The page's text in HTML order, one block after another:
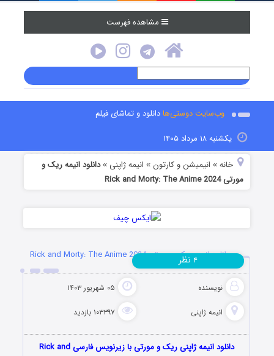
مشاهده فهرست
وب‌سایت دوستی‌هادانلود و تماشای فیلم
یکشنبه ۱۸ مرداد ۱۴۰۵
خانه » انیمیشن و کارتون » انیمه ژاپنی »دانلود انیمه ریک و
مورتی Rick and Morty: The Anime 2024
دانلود انیمه ریک و مورتی Rick and Morty: The Anime 2024
نویسنده ۰۵ شهریور ۱۴۰۳
انیمه ژاپنی ۱۰۳۳۹۷ بازدید
۴ نظر
دانلود انیمه ژاپنی ریک و مورتی با زیرنویس فارسی Rick and